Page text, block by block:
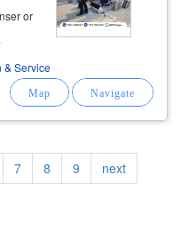
or
& Service
Page
7 Page
8 Page
9
Next
page
next